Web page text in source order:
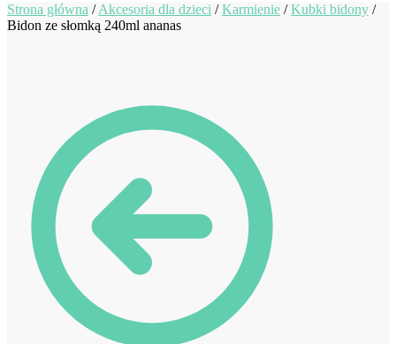
Strona główna /Akcesoria dla dzieci /Karmienie /Kubki bidony /
Bidon ze słomką 240ml ananas